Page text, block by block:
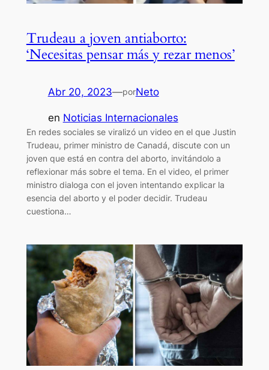
Trudeau a joven antiaborto:
‘Necesitas pensar más y rezar menos’
Abr 20, 2023—porNeto
en Noticias Internacionales
En redes sociales se viralizó un video en el que Justin
Trudeau, primer ministro de Canadá, discute con un
joven que está en contra del aborto, invitándolo a
reflexionar más sobre el tema. En el video, el primer
ministro dialoga con el joven intentando explicar la
esencia del aborto y el poder decidir. Trudeau
cuestiona…